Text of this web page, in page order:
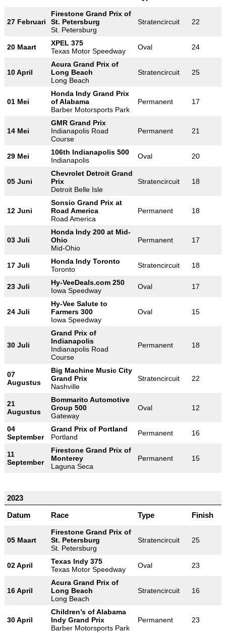
27 Februari
Firestone Grand Prix of
St. Petersburg
St. Petersburg
Stratencircuit 22
20 Maart
XPEL 375
Texas Motor Speedway
Oval 24
10 April
Acura Grand Prix of
Long Beach
Long Beach
Stratencircuit 25
01 Mei
Honda Indy Grand Prix
of Alabama
Barber Motorsports Park
Permanent 17
14 Mei
GMR Grand Prix
Indianapolis Road
Course
Permanent 21
29 Mei
106th Indianapolis 500
Indianapolis
Oval 20
05 Juni
Chevrolet Detroit Grand
Prix
Detroit Belle Isle
Stratencircuit 18
12 Juni
Sonsio Grand Prix at
Road America
Road America
Permanent 18
03 Juli
Honda Indy 200 at Mid-
Ohio
Mid-Ohio
Permanent 17
17 Juli
Honda Indy Toronto
Toronto
Stratencircuit 18
23 Juli
Hy-VeeDeals.com 250
Iowa Speedway
Oval 17
24 Juli
Hy-Vee Salute to
Farmers 300
Iowa Speedway
Oval 15
30 Juli
Grand Prix of
Indianapolis
Indianapolis Road
Course
Permanent 18
07
Augustus
Big Machine Music City
Grand Prix
Nashville
Stratencircuit 22
21
Augustus
Bommarito Automotive
Group 500
Gateway
Oval 12
04
September
Grand Prix of Portland
Portland
Permanent 16
11
September
Firestone Grand Prix of
Monterey
Laguna Seca
Permanent 15
2023
Datum
Race Type Finish
05 Maart
Firestone Grand Prix of
St. Petersburg
St. Petersburg
Stratencircuit 25
02 April
Texas Indy 375
Texas Motor Speedway
Oval 23
16 April
Acura Grand Prix of
Long Beach
Long Beach
Stratencircuit 16
30 April
Children’s of Alabama
Indy Grand Prix
Barber Motorsports Park
Permanent 23